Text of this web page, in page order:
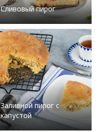
Сливовый пирог
Заливной пирог с
капустой